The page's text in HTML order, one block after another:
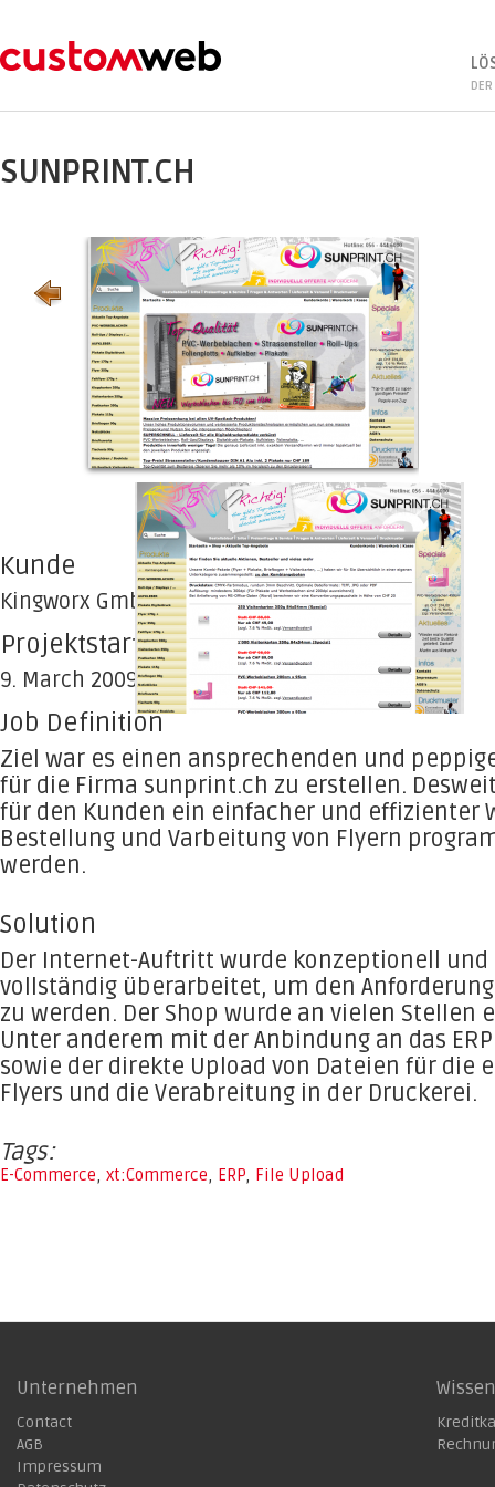
SUNPRINT.CH
Kunde
Kingworx GmbH
Projektstart
9. March 2009
Job Definition
Ziel war es einen ansprechenden und
für die Firma sunprint.ch zu erstellen.
für den Kunden ein einfacher und effizienter
Bestellung und Varbeitung von Flyern
werden.
Solution
Der Internet-Auftritt wurde konzeptionell
vollständig überarbeitet, um den
zu werden. Der Shop wurde an vielen Stellen
Unter anderem mit der Anbindung an das
sowie der direkte Upload von Dateien für die
Flyers und die Verabreitung in der Druckerei.
Tags:
E-Commerce, xt:Commerce, ERP, File Upload
Unternehmen
Contact
AGB
Impressum
Wissen